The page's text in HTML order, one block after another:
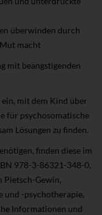
überwinden durch
macht
mit beängstigenden
mit dem Kind über
für psychosomatische
Lösungen zu finden.
finden diese im
978-3-86321-348-0,
Pietsch-Gewin,
und -psychotherapie,
Informationen und